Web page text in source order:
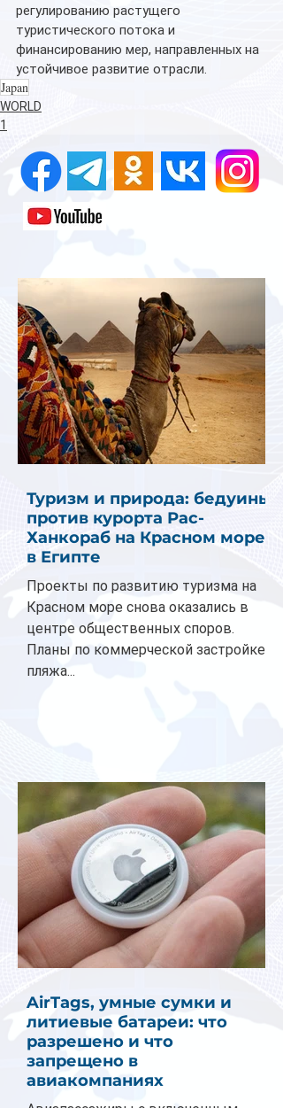
регулированию растущего
туристического потока и
финансированию мер, направленных на
устойчивое развитие отрасли.
Japan
WORLD
1
Туризм и природа: бедуины
против курорта Рас-
Ханкораб на Красном море
в Египте
Проекты по развитию туризма на
Красном море снова оказались в
центре общественных споров.
Планы по коммерческой застройке
пляжа...
AirTags, умные сумки и
литиевые батареи: что
разрешено и что
запрещено в
авиакомпаниях